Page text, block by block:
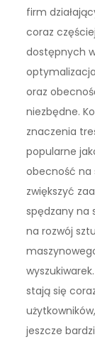
firm
coraz
dostępnych
oraz
niezbędne.
znaczenia
popularne
obecność na
zwiększyć
spędzany na
na rozwój
stają się
jeszcze